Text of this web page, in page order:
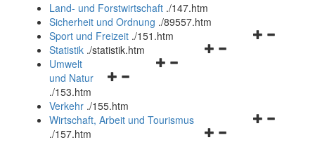
und
schließen
Land- und Forstwirtschaft ./147.htm
Sicherheit und Ordnung ./89557.htm
Navigationsmenü
Sport und Freizeit ./151.htm
Navigationsmenü
Statistik ./statistik.htm
Navigationsmenü
und
schließen
Umwelt
und Natur
./153.htm
Verkehr ./155.htm
Navigationsmenü
Wirtschaft, Arbeit und Tourismus
./157.htm